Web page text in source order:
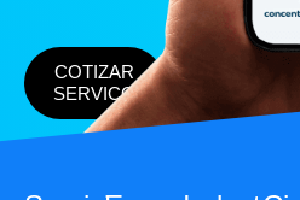
COTIZAR
SERVICO